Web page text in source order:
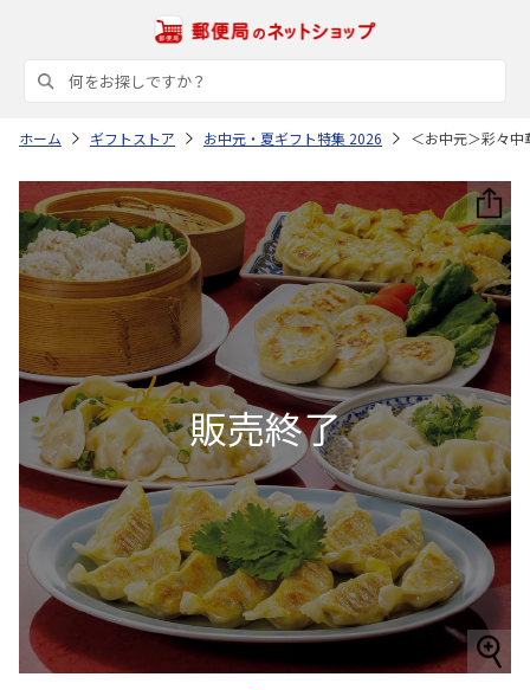
ホーム ギフトストア お中元・夏ギフト特集 2026 ＜お中元＞彩々中